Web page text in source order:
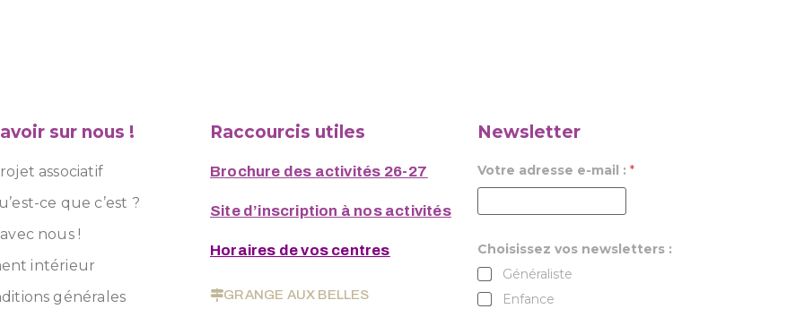
sur nous !
associatif
ce que c’est ?
nous !
intérieur
générales
Raccourcis utiles
Brochure des activités 26-27
Site d’inscription à nos activités
Horaires de vos centres
GRANGE AUX BELLES
Newsletter
Votre adresse e-mail : *
Choisissez vos newsletters :
Généraliste
Enfance